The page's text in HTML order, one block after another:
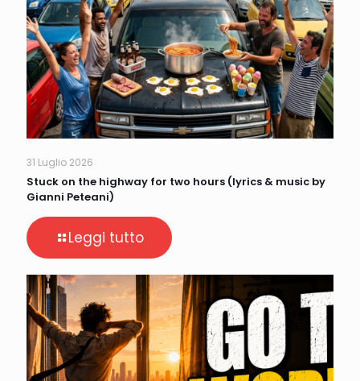
31 Luglio 2026
Stuck on the highway for two hours (lyrics & music by
Gianni Peteani)
Leggi tutto